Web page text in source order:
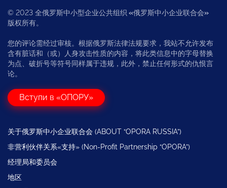
© 2023 全俄罗斯中小型企业公共组织 «俄罗斯中小企业联合会»
版权所有。
您的评论需经过审核。根据俄罗斯法律法规要求，我站不允许发布
含有脏话和（或）人身攻击性质的内容，将此类信息中的字母替换
为点、破折号等符号同样属于违规，此外，禁止任何形式的仇恨言
论。
Вступи в «ОПОРУ»
关于俄罗斯中小企业联合会 (ABOUT “OPORA RUSSIA”)
非营利伙伴关系«支持» (Non-Profit Partnership “OPORA”)
经理局和委员会
地区